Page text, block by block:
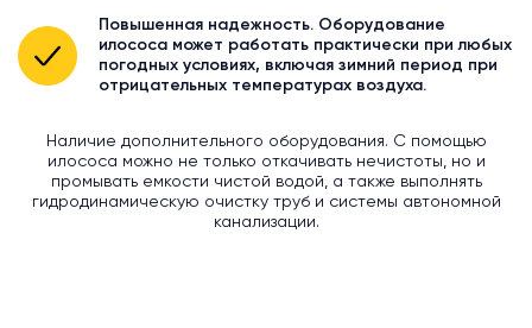
Повышенная надежность. Оборудование
илососа может работать практически при любых
погодных условиях, включая зимний период при
отрицательных температурах воздуха.
Наличие дополнительного оборудования. С помощью
илососа можно не только откачивать нечистоты, но и
промывать емкости чистой водой, а также выполнять
гидродинамическую очистку труб и системы автономной
канализации.